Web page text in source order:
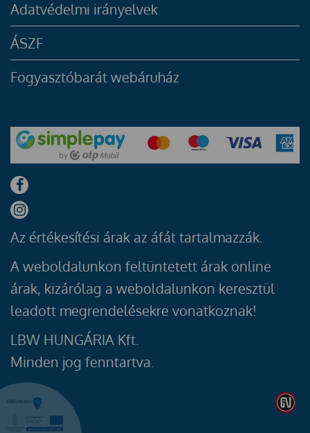
Adatvédelmi irányelvek
ÁSZF
Fogyasztóbarát webáruház
Az értékesítési árak az áfát tartalmazzák.
A weboldalunkon feltüntetett árak online
árak, kizárólag a weboldalunkon keresztül
leadott megrendelésekre vonatkoznak!
LBW HUNGÁRIA Kft.
Minden jog fenntartva.